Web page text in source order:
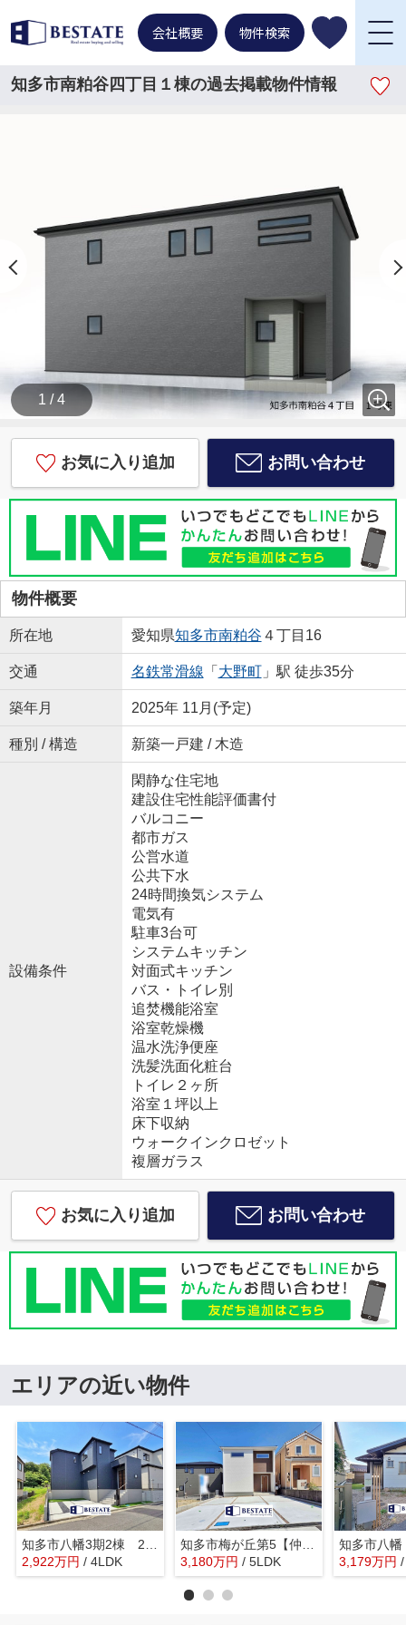
会社概要 物件検索
知多市南粕谷四丁目１棟の過去掲載物件情報
1 / 4
お気に入り追加 お問い合わせ
物件概要
所在地 愛知県知多市南粕谷 ４丁目16
交通 名鉄常滑線 「 大野町」駅 徒歩35分
築年月 2025年 11月(予定)
種別 / 構造 新築一戸建 / 木造
設備条件
閑静な住宅地
建設住宅性能評価書付
バルコニー
都市ガス
公営水道
公共下水
24時間換気システム
電気有
駐車3台可
システムキッチン
対面式キッチン
バス・トイレ別
追焚機能浴室
浴室乾燥機
温水洗浄便座
洗髪洗面化粧台
トイレ２ヶ所
浴室１坪以上
床下収納
ウォークインクロゼット
複層ガラス
お気に入り追加 お問い合わせ
エリアの近い物件
2,922万円 / 4LDK
3,180万円 / 5LDK
知多市八幡
3,179万円